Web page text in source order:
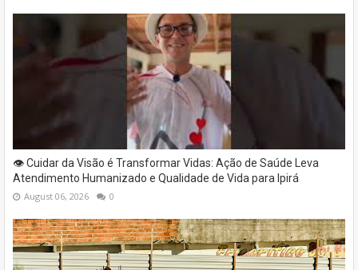
👁️ Cuidar da Visão é Transformar Vidas: Ação de Saúde Leva
Atendimento Humanizado e Qualidade de Vida para Ipirá
August 06, 2026 0